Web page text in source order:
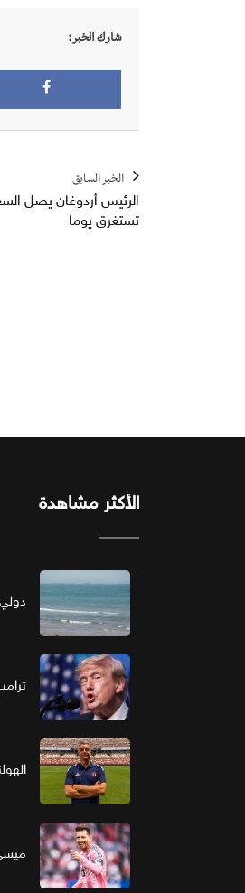
شارك الخبر:
الخبر السابق
الرئيس أردوغان يصل
تستغرق يوما
الأكثر مشاهدة